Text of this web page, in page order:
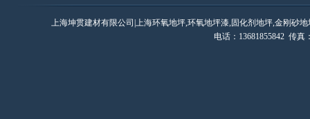
上海坤贯建材有限公司|上海环氧地坪,环氧地坪漆,固化剂地坪,金刚砂
电话：13681855842 传真